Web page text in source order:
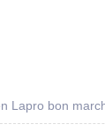
Lapro bon